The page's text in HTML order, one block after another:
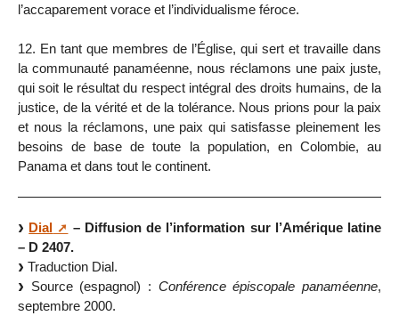
l’accaparement vorace et l’individualisme féroce.
12. En tant que membres de l’Église, qui sert et travaille dans
la communauté panaméenne, nous réclamons une paix juste,
qui soit le résultat du respect intégral des droits humains, de la
justice, de la vérité et de la tolérance. Nous prions pour la paix
et nous la réclamons, une paix qui satisfasse pleinement les
besoins de base de toute la population, en Colombie, au
Panama et dans tout le continent.
Dial
– Diffusion de l’information sur l’Amérique latine
– D 2407.
Traduction Dial.
Source (espagnol) : Conférence épiscopale panaméenne,
septembre 2000.